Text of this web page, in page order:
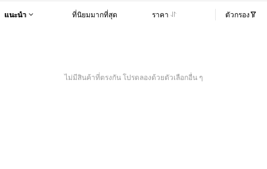
แนะนำ ที่นิยมมากที่สุด ราคา ตัวกรอง
ไม่มีสินค้าที่ตรงกัน โปรดลองด้วยตัวเลือกอื่น ๆ